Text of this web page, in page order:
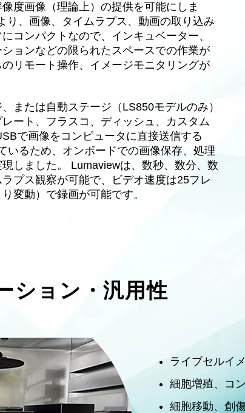
度画像（理論上）の提供を可能にしま
り、画像、タイムラプス、動画の取り込み
コンパクトなので、インキュベーター、
ョンなどの限られたスペースでの作業が
リモート操作、イメージモニタリングが
または自動ステージ（LS850モデルのみ）
ート、フラスコ、ディッシュ、カスタム
で画像をコンピュータに直接送信する
いるため、オンボードでの画像保存、処理
しました。 Lumaviewは、数秒、数分、数
プス観察が可能で、ビデオ速度は25フレ
変動）で録画が可能です。
ション・汎用性
ライブセルイ
細胞増殖、コ
細胞移動、創